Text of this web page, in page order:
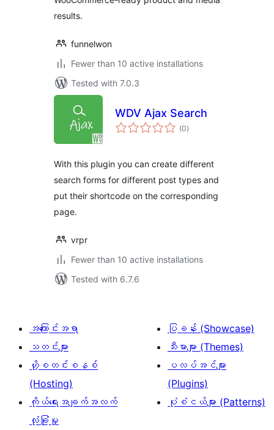
results.
funnelwon
Fewer than 10 active installations
Tested with 7.0.3
WDV Ajax Search
(0total
ratings
)
With this plugin you can create different
search forms for different post types and
put their shortcode on the corresponding
page.
vrpr
Fewer than 10 active installations
Tested with 6.7.6
အကြောင်းအရာ
သတင်းများ
ဟို့စတင်းစနစ်
(Hosting)
ကိုယ်ရေးအချက်အလက်
လုံခြုံမှု
ပြခန်း (Showcase)
သီးမားများ (Themes)
ပလပ်အင်များ
(Plugins)
ပုံစံငယ်များ (Patterns)